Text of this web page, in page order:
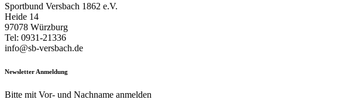
Sportbund Versbach 1862 e.V.
Heide 14
97078 Würzburg
Tel: 0931-21336
info@sb-versbach.de
Newsletter Anmeldung
Bitte mit Vor- und Nachname anmelden